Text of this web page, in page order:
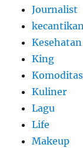
Journalist
Kesehatan
King
Komoditas
Kuliner
Lagu
Life
Makeup